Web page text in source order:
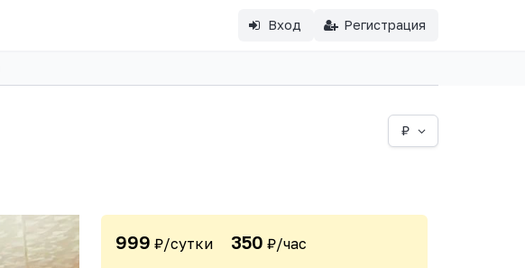
Вход Регистрация
₽
999 ₽/сутки 350 ₽/час